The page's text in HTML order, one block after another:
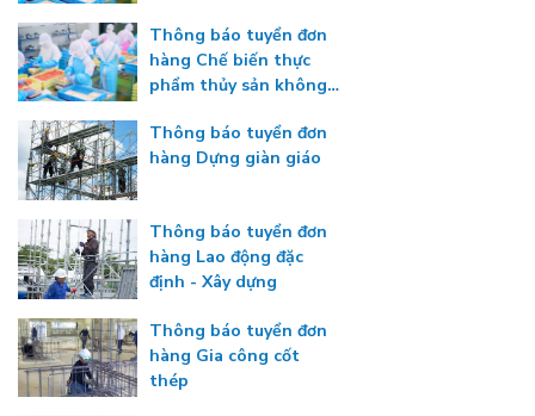
Thông báo tuyển đơn
hàng Chế biến thực
phẩm thủy sản không
Thông báo tuyển đơn
hàng Dựng giàn giáo
Thông báo tuyển đơn
hàng Lao động đặc
định - Xây dựng
Thông báo tuyển đơn
hàng Gia công cốt
thép